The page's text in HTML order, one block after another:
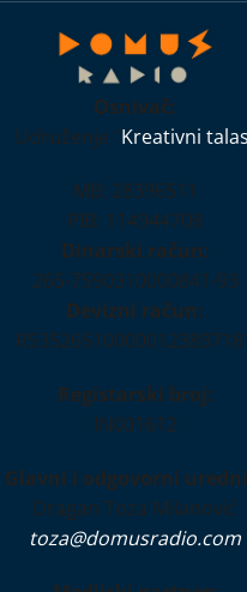
Osnivač:
Udruženje "Kreativni talas
MB: 28396511
PIB: 114944708
Dinarski račun:
265-7590310000841-93
Devizni račun:
Registarski broj:
IN001612
Glavni i odgovorni
Dragan Toza Milanović
toza@domusradio.com